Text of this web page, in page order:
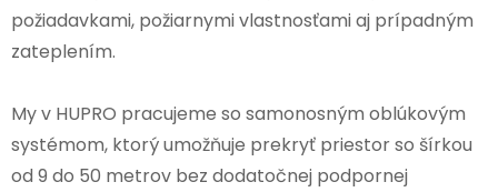
požiadavkami, požiarnymi vlastnosťami aj prípadným
zateplením.
My v HUPRO pracujeme so samonosným oblúkovým
systémom, ktorý umožňuje prekryť priestor so šírkou
od 9 do 50 metrov bez dodatočnej podpornej